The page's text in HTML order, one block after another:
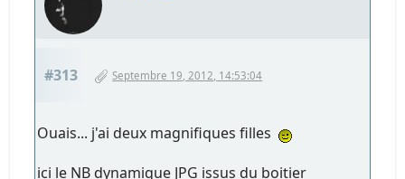
#313 Septembre 19, 2012, 14:53:04
Ouais... j'ai deux magnifiques filles
ici le NB dynamique JPG issus du boitier